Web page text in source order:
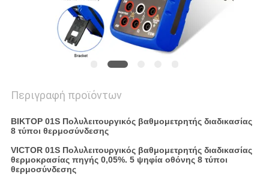
Περιγραφή προϊόντων
ΒΙΚΤΟΡ 01S Πολυλειτουργικός βαθμομετρητής διαδικασίας
8 τύποι θερμοσύνδεσης
VICTOR 01S Πολυλειτουργικός βαθμομετρητής διαδικασίας
θερμοκρασίας πηγής 0,05%. 5 ψηφία οθόνης 8 τύποι
θερμοσύνδεσης